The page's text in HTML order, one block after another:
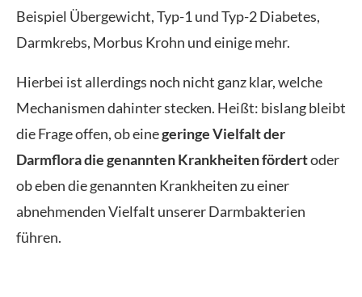
Beispiel Übergewicht, Typ-1 und Typ-2 Diabetes,
Darmkrebs, Morbus Krohn und einige mehr.
Hierbei ist allerdings noch nicht ganz klar, welche
Mechanismen dahinter stecken. Heißt: bislang bleibt
die Frage offen, ob einegeringe Vielfalt der
Darmflora die genannten Krankheiten fördertoder
ob eben die genannten Krankheiten zu einer
abnehmenden Vielfalt unserer Darmbakterien
führen.